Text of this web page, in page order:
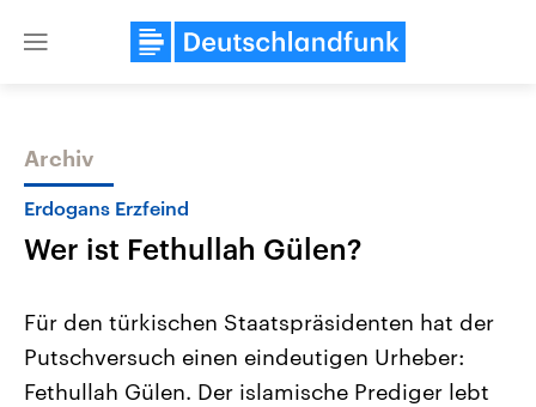
Close
Themen
Archiv
Erdogans Erzfeind
Wer ist Fethullah Gülen?
Für den türkischen Staatspräsidenten hat der
Putschversuch einen eindeutigen Urheber:
Fethullah Gülen. Der islamische Prediger lebt